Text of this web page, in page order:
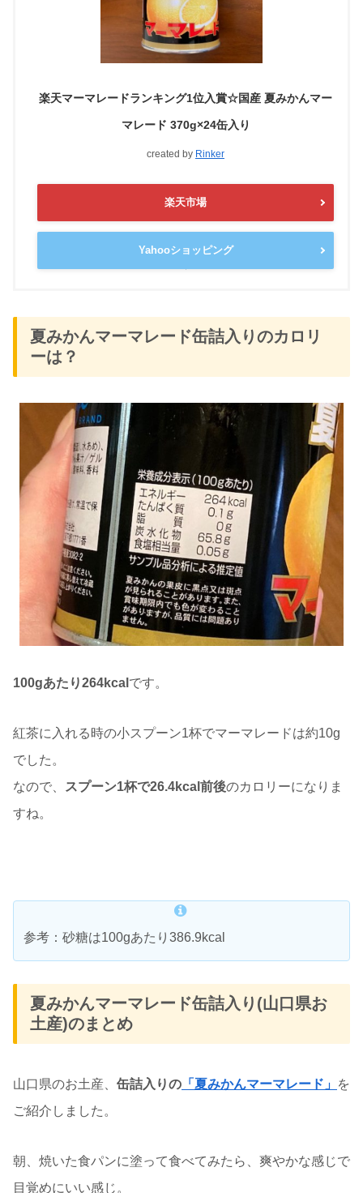
楽天マーマレードランキング1位入賞☆国産 夏みかんマー
マレード 370g×24缶入り
created by Rinker
楽天市場
Yahooショッピング
夏みかんマーマレード缶詰入りのカロリ
ーは？
100gあたり264kcal です。
紅茶に入れる時の小スプーン1杯でマーマレードは約10g
でした。
なので、
スプーン1杯で26.4kcal前後のカロリーになりま
すね。
参考：砂糖は100gあたり386.9kcal
夏みかんマーマレード缶詰入り(山口県お
土産)のまとめ
山口県のお土産、 缶詰入りの 「夏みかんマーマレード」 を
ご紹介しました。
朝、焼いた食パンに塗って食べてみたら、爽やかな感じで
目覚めにいい感じ。